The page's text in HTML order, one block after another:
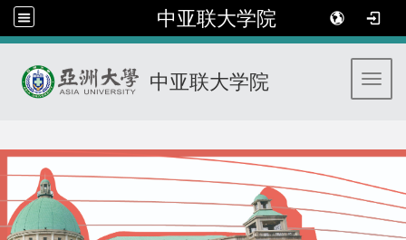
中亚联大学院
中亚联大学院